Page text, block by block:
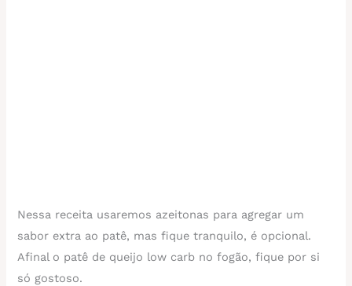
Nessa receita usaremos azeitonas para agregar um
sabor extra ao patê, mas fique tranquilo, é opcional.
Afinal o patê de queijo low carb no fogão, fique por si
só gostoso.